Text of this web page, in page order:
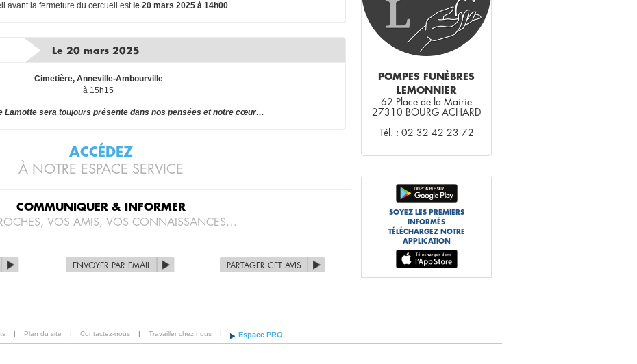
POMPES FUNÈBRES
LEMONNIER
62 Place de la Mairie
27310 BOURG ACHARD
Tél. : 02 32 42 23 72
SOYEZ LES PREMIERS
INFORMÉS
TÉLÉCHARGEZ NOTRE
APPLICATION
avant la fermeture du cercueil est le 20 mars 2025 à 14h00
Le 20 mars 2025
Cimetière, Anneville-Ambourville
à 15h15
Lamotte sera toujours présente dans nos pensées et notre cœur…
ACCÉDEZ
À NOTRE ESPACE SERVICE
COMMUNIQUER & INFORMER
VOS AMIS, VOS CONNAISSANCES…
ENVOYER PAR EMAIL PARTAGER CET AVIS
| Plan du site | Contactez-nous | Travailler chez nous | Espace PRO